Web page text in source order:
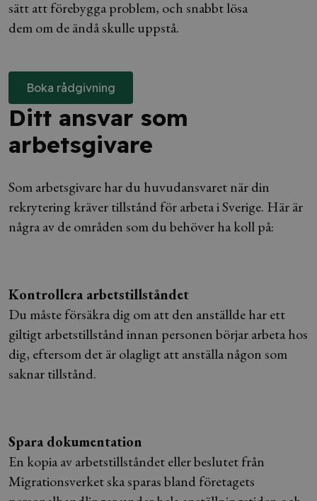
sätt att förebygga problem, och snabbt lösa
dem om de ändå skulle uppstå.
Boka rådgivning
Ditt ansvar som
arbetsgivare
Som arbetsgivare har du huvudansvaret när din
rekrytering kräver tillstånd för arbeta i Sverige. Här är
några av de områden som du behöver ha koll på:
Kontrollera arbetstillståndet
Du måste försäkra dig om att den anställde har ett
giltigt arbetstillstånd innan personen börjar arbeta hos
dig, eftersom det är olagligt att anställa någon som
saknar tillstånd.
Spara dokumentation
En kopia av arbetstillståndet eller beslutet från
Migrationsverket ska sparas bland företagets